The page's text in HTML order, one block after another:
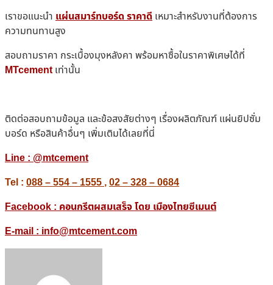
เราขอแนะนำ แผ่นสมาร์ทบอร์ด ราคาดี เหมาะสำหรับงานที่ต้องการ
ความทนทานสูง
สอบถามราคา กระเบื้องมุงหลังคา พร้อมหาซื้อในราคาพิเศษได้ที่
MTcementเท่านั้น
ติดต่อสอบถามข้อมูล และข้อสงสัยต่างๆ เรื่องผลิตภัณฑ์ แผ่นยิปซั่ม
บอร์ด หรือสินค้าอื่นๆ เพิ่มเติมได้เลยที่นี่
Line : @mtcement
Tel : 088 – 554 – 1555 ,02 – 328 – 0684
Facebook : คอนกรีตผสมเสร็จ โดย เมืองไทยซีเมนต์
E-mail : info@mtcement.com